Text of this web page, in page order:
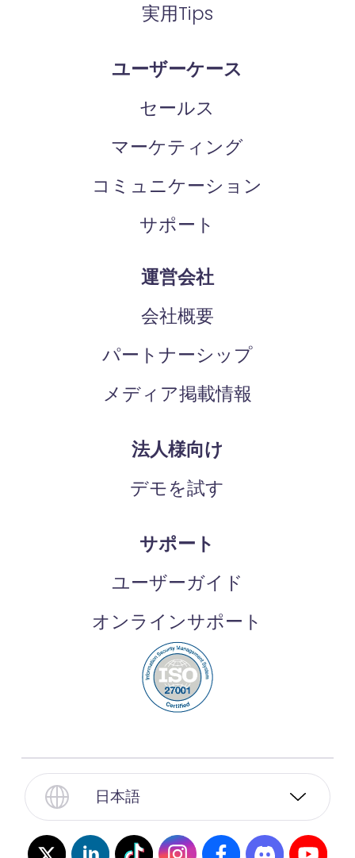
実用Tips
ユーザーケース
セールス
マーケティング
コミュニケーション
サポート
運営会社
会社概要
パートナーシップ
メディア掲載情報
法人様向け
デモを試す
サポート
ユーザーガイド
オンラインサポート
日本語